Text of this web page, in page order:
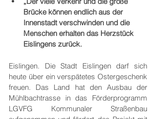
Brücke können endlich aus der
Innenstadt verschwinden und die
Menschen erhalten das Herzstück
Eislingens zurück.
Eislingen. Die Stadt Eislingen darf sich
heute über ein verspätetes Ostergeschenk
freuen. Das Land hat den Ausbau der
Mühlbachtrasse in das Förderprogramm
LGVFG Kommunaler Straßenbau